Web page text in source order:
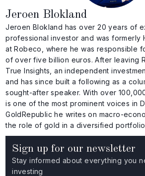
Sign up for our newsletter
Stay informed about everything you
investing
Jeroen Blokland
Jeroen Blokland has over 20 years of
professional investor and was formerly
at Robeco, where he was responsible
of over five billion euros. After leaving
True Insights, an independent
and has since built a following as a
sought-after speaker. With over
is one of the most prominent voices in
GoldRepublic he writes on macro-
the role of gold in a diversified